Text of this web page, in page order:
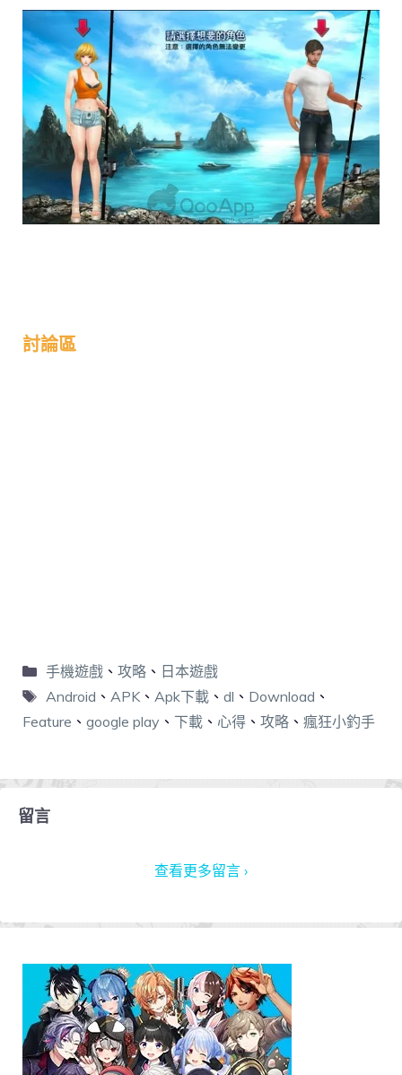
討論區
手機遊戲、 攻略、 日本遊戲
Android 、 APK、 Apk下載、 dl 、 Download 、
Feature 、 google play 、 下載 、 心得 、 攻略 、 瘋狂小釣手
留言
查看更多留言 ›